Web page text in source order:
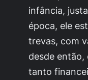
infância,
época, ele
trevas, com
desde
tanto